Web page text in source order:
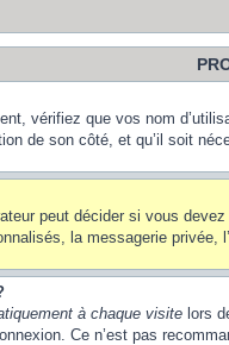
vérifiez que vos nom
de son côté, et qu’il soit
peut décider si vous
la messagerie privée,
à chaque visite lors
Ce n’est pas